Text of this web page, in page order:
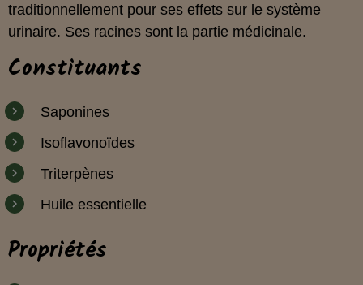
traditionnellement pour ses effets sur le système
urinaire. Ses racines sont la partie médicinale.
Constituants
Saponines
Isoflavonoïdes
Triterpènes
Huile essentielle
Propriétés